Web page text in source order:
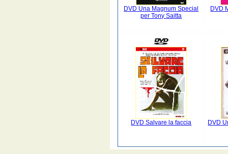
DVD Una Magnum Special
per Tony Saitta
DVD
DVD Salvare la faccia DVD